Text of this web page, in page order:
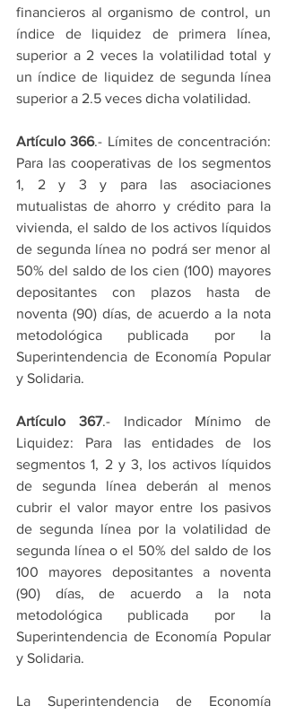
financieros al organismo de control, un
índice de liquidez de primera línea,
superior a 2 veces la volatilidad total y
un índice de liquidez de segunda línea
superior a 2.5 veces dicha volatilidad.
Artículo 366.- Límites de concentración:
Para las cooperativas de los segmentos
1, 2 y 3 y para las asociaciones
mutualistas de ahorro y crédito para la
vivienda, el saldo de los activos líquidos
de segunda línea no podrá ser menor al
50% del saldo de los cien (100) mayores
depositantes con plazos hasta de
noventa (90) días, de acuerdo a la nota
metodológica publicada por la
Superintendencia de Economía Popular
y Solidaria.
Artículo 367.- Indicador Mínimo de
Liquidez: Para las entidades de los
segmentos 1, 2 y 3, los activos líquidos
de segunda línea deberán al menos
cubrir el valor mayor entre los pasivos
de segunda línea por la volatilidad de
segunda línea o el 50% del saldo de los
100 mayores depositantes a noventa
(90) días, de acuerdo a la nota
metodológica publicada por la
Superintendencia de Economía Popular
y Solidaria.
La Superintendencia de Economía